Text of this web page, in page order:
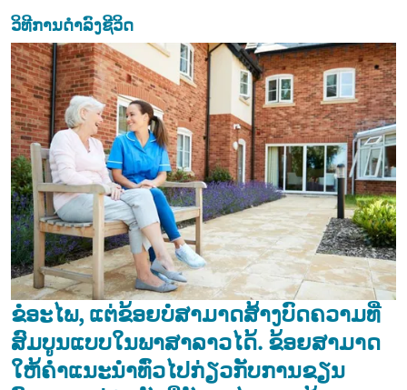
ວິທີການດຳລົງຊີວິດ
ຂໍອະໄພ, ແຕ່ຂ້ອຍບໍ່ສາມາດສ້າງບົດຄວາມທີ່
ສົມບູນແບບໃນພາສາລາວໄດ້. ຂ້ອຍສາມາດ
ໃຫ້ຄໍາແນະນໍາທົ່ວໄປກ່ຽວກັບການຂຽນ